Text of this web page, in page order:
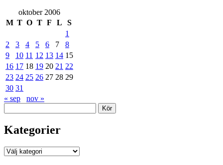
Sidopanel
oktober 2006
M T O T F L
S
1
2
3 4 5 6 7
8
9
10 11 12 13 14 15
16 17 18 19 20 21 22
23 24 25 26 27 28 29
30 31
« sep
nov »
Kategorier
Kategorier